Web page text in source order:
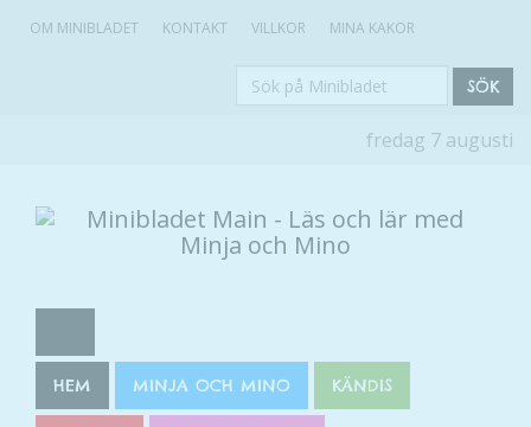
OM MINIBLADET KONTAKT VILLKOR MINA KAKOR
Sök
SÖK
fredag 7 augusti
HEM MINJA OCH MINO KÄNDIS